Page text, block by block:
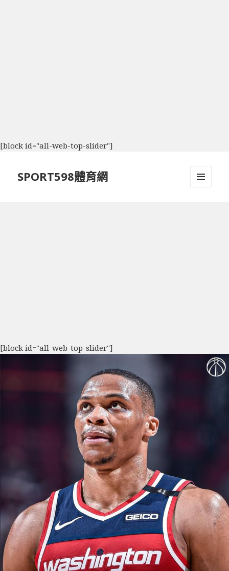
[block id="all-web-top-slider"]
SPORT598體育網
[block id="all-web-top-slider"]